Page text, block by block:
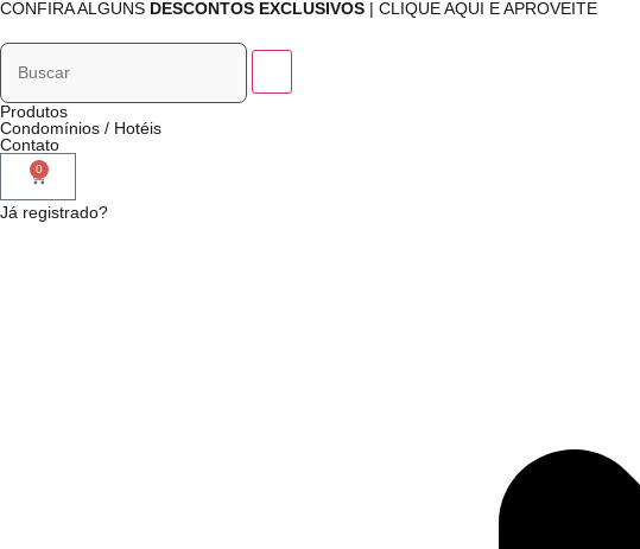
CONFIRA ALGUNS DESCONTOS EXCLUSIVOS | CLIQUE AQUI E APROVEITE
Produtos
Condomínios / Hotéis
Contato
0
Já registrado?